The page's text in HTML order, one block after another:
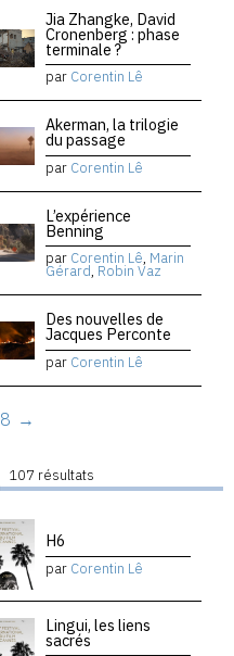
Jia Zhangke, David
Cronenberg : phase
terminale ?
par Corentin Lê
Akerman, la trilogie
du passage
par Corentin Lê
L’expérience
Benning
par Corentin Lê, Marin
Gérard, Robin Vaz
Des nouvelles de
Jacques Perconte
par Corentin Lê
8 →
107 résultats
H6
par Corentin Lê
Lingui, les liens
sacrés